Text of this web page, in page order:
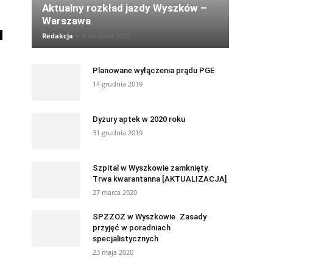
Aktualny rozkład jazdy Wyszków –
Warszawa
Redakcja - 4 kwietnia 2022
Planowane wyłączenia prądu PGE
14 grudnia 2019
Dyżury aptek w 2020 roku
31 grudnia 2019
Szpital w Wyszkowie zamknięty.
Trwa kwarantanna [AKTUALIZACJA]
27 marca 2020
SPZZOZ w Wyszkowie. Zasady
przyjęć w poradniach
specjalistycznych
23 maja 2020